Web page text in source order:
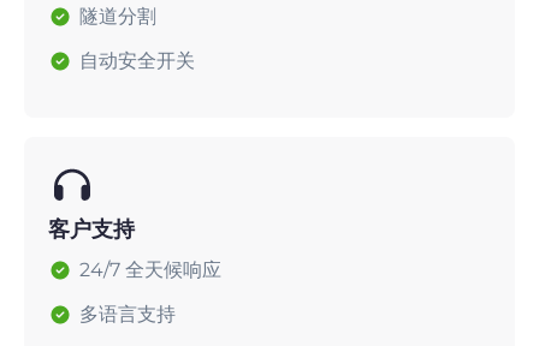
隧道分割
自动安全开关
客户支持
24/7 全天候响应
多语言支持